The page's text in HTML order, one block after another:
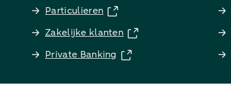
Particulieren
Zakelijke klanten
Private Banking